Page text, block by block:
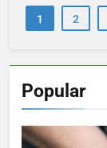
1 2
Popular